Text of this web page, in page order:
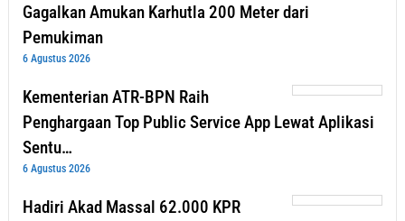
Gagalkan Amukan Karhutla 200 Meter dari
Pemukiman
6 Agustus 2026
Kementerian ATR-BPN Raih
Penghargaan Top Public Service App Lewat Aplikasi
Sentu…
6 Agustus 2026
Hadiri Akad Massal 62.000 KPR